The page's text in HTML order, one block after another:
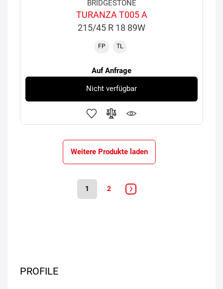
BRIDGESTONE
TURANZA T005 A
215/45 R 18 89W
FP TL
Auf Anfrage
Nicht verfügbar
Weitere Produkte laden
1 2
PROFILE